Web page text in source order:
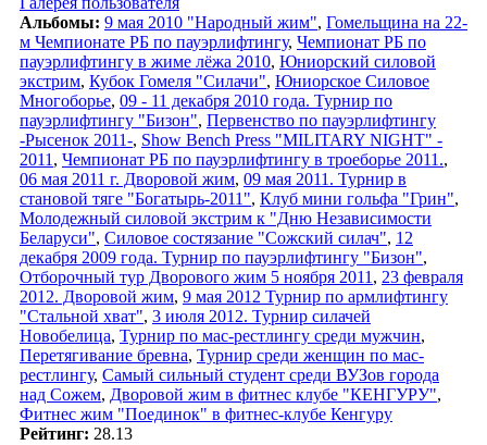
Альбомы: 9 мая 2010 "Народный жим", Гомельщина на 22-
м Чемпионате РБ по пауэрлифтингу, Чемпионат РБ по
пауэрлифтингу в жиме лёжа 2010, Юниорский силовой
экстрим, Кубок Гомеля "Силачи", Юниорское Силовое
Многоборье, 09 - 11 декабря 2010 года. Турнир по
пауэрлифтингу "Бизон", Первенство по пауэрлифтингу
-Рысенок 2011-, Show Bench Press "MILITARY NIGHT" -
2011 , Чемпионат РБ по пауэрлифтингу в троеборье 2011.,
06 мая 2011 г. Дворовой жим, 09 мая 2011. Турнир в
становой тяге "Богатырь-2011", Клуб мини гольфа "Грин",
Молодежный силовой экстрим к "Дню Независимости
Беларуси", Силовое состязание "Сожский силач", 12
декабря 2009 года. Турнир по пауэрлифтингу "Бизон",
Отборочный тур Дворового жим 5 ноября 2011 , 23 февраля
2012. Дворовой жим, 9 мая 2012 Турнир по армлифтингу
"Стальной хват", 3 июля 2012. Турнир силачей
Новобелица, Турнир по мас-рестлингу среди мужчин,
Перетягивание бревна, Турнир среди женщин по мас-
рестлингу, Самый сильный студент среди ВУЗов города
над Сожем, Дворовой жим в фитнес клубе "КЕНГУРУ",
Фитнес жим "Поединок" в фитнес-клубе Кенгуру
Рейтинг: 28.13